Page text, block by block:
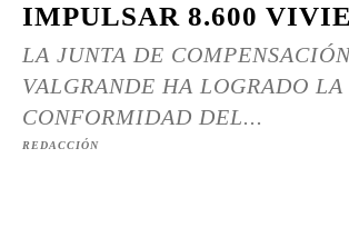
IMPULSAR 8.600
LA JUNTA DE
VALGRANDE HA LOGRADO LA
CONFORMIDAD DEL...
REDACCIÓN